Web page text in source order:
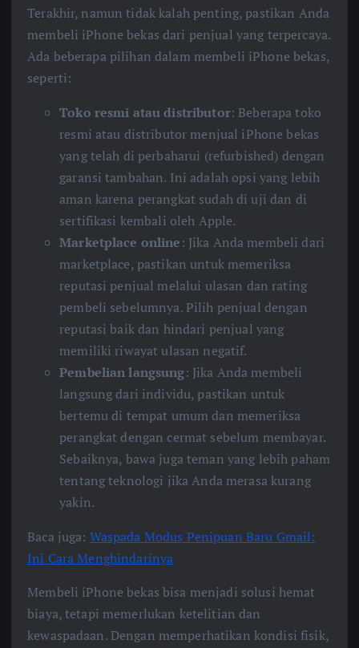
Terakhir, namun tidak kalah penting, pastikan Anda
membeli iPhone bekas dari penjual yang terpercaya.
Ada beberapa pilihan dalam membeli iPhone bekas,
seperti:
Toko resmi atau distributor: Beberapa toko
resmi atau distributor menjual iPhone bekas
yang telah di perbaharui (refurbished) dengan
garansi tambahan. Ini adalah opsi yang lebih
aman karena perangkat sudah di uji dan di
sertifikasi kembali oleh Apple.
Marketplace online: Jika Anda membeli dari
marketplace, pastikan untuk memeriksa
reputasi penjual melalui ulasan dan rating
pembeli sebelumnya. Pilih penjual dengan
reputasi baik dan hindari penjual yang
memiliki riwayat ulasan negatif.
Pembelian langsung: Jika Anda membeli
langsung dari individu, pastikan untuk
bertemu di tempat umum dan memeriksa
perangkat dengan cermat sebelum membayar.
Sebaiknya, bawa juga teman yang lebih paham
tentang teknologi jika Anda merasa kurang
yakin.
Baca juga: Waspada Modus Penipuan Baru Gmail:
Ini Cara Menghindarinya
Membeli iPhone bekas bisa menjadi solusi hemat
biaya, tetapi memerlukan ketelitian dan
kewaspadaan. Dengan memperhatikan kondisi fisik,